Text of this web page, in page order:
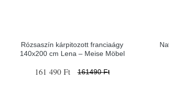
Rózsaszín kárpitozott franciaágy
140x200 cm Lena – Meise Möbel
161 490 Ft 161490 Ft